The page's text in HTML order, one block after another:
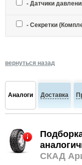
- Датчики
- Секретки
вернуться назад
Аналоги Доставка
СКАД